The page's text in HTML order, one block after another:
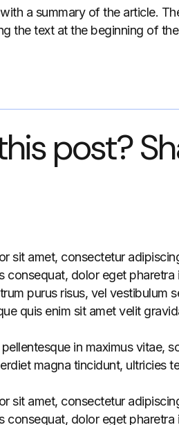
a summary of the article.
the text at the beginning of
post?
sit amet, consectetur
consequat, dolor eget
purus risus, vel vestibulum
quis enim sit amet velit
in maximus vitae,
magna tincidunt, ultricies
sit amet, consectetur
consequat, dolor eget